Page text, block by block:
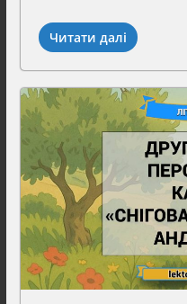
Читати далі